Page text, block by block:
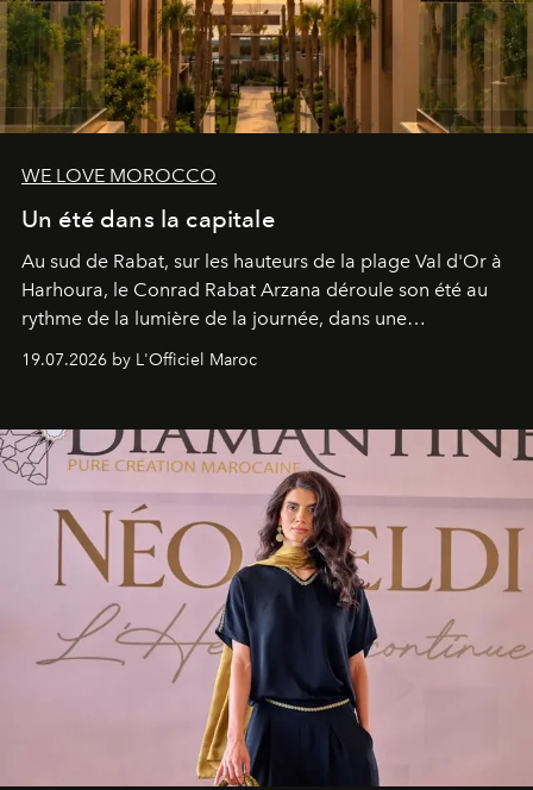
WE LOVE MOROCCO
Un été dans la capitale
Au sud de Rabat, sur les hauteurs de la plage Val d'Or à
Harhoura, le Conrad Rabat Arzana déroule son été au
rythme de la lumière de la journée, dans une
rendez-vous avec l’océan.
19.07.2026 by L'Officiel Maroc